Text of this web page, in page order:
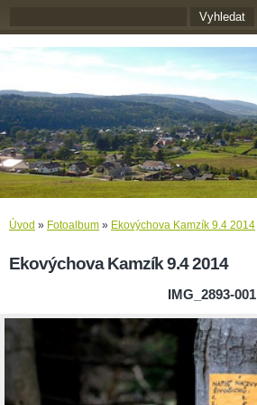
Úvod » Fotoalbum » Ekovýchova Kamzík 9.4 2014
Ekovýchova Kamzík 9.4 2014
IMG_2893-001